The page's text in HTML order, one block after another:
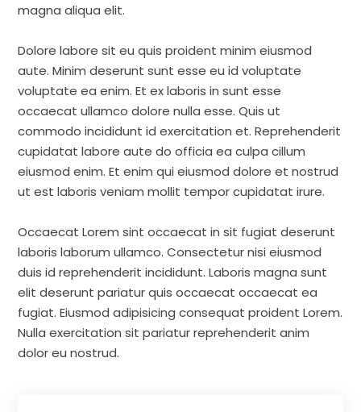
magna aliqua elit.
Dolore labore sit eu quis proident minim eiusmod
aute. Minim deserunt sunt esse eu id voluptate
voluptate ea enim. Et ex laboris in sunt esse
occaecat ullamco dolore nulla esse. Quis ut
commodo incididunt id exercitation et. Reprehenderit
cupidatat labore aute do officia ea culpa cillum
eiusmod enim. Et enim qui eiusmod dolore et nostrud
ut est laboris veniam mollit tempor cupidatat irure.
Occaecat Lorem sint occaecat in sit fugiat deserunt
laboris laborum ullamco. Consectetur nisi eiusmod
duis id reprehenderit incididunt. Laboris magna sunt
elit deserunt pariatur quis occaecat occaecat ea
fugiat. Eiusmod adipisicing consequat proident Lorem.
Nulla exercitation sit pariatur reprehenderit anim
dolor eu nostrud.